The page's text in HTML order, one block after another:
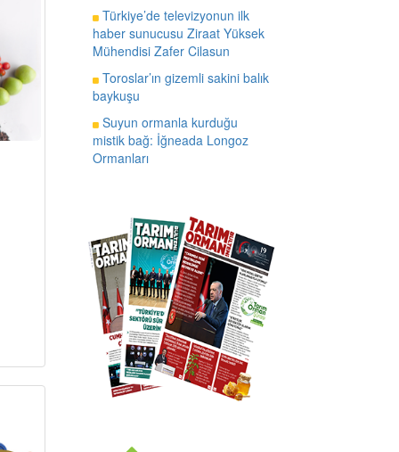
Türkiye’de televizyonun ilk
haber sunucusu Ziraat Yüksek
Mühendisi Zafer Cilasun
Toroslar’ın gizemli sakini balık
baykuşu
Suyun ormanla kurduğu
mistik bağ: İğneada Longoz
Ormanları